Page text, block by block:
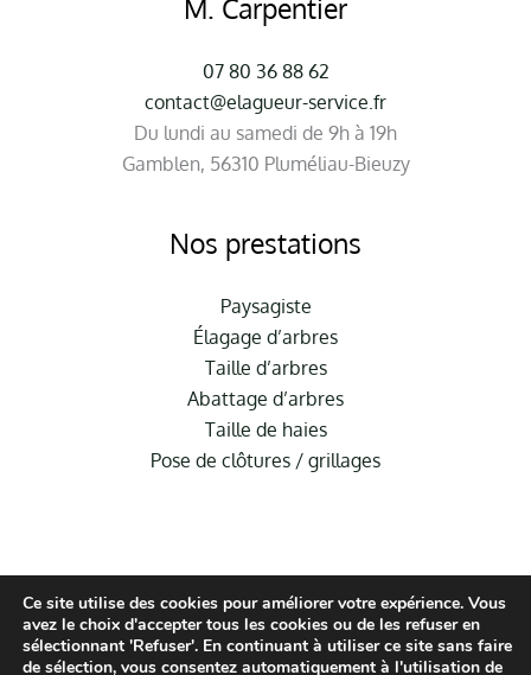
M. Carpentier
07 80 36 88 62
contact@elagueur-service.fr
Du lundi au samedi de 9h à 19h
Gamblen, 56310 Pluméliau-Bieuzy
Nos prestations
Paysagiste
Élagage d’arbres
Taille d’arbres
Abattage d’arbres
Taille de haies
Pose de clôtures / grillages
© Hauméa Digital | Tous droits réservés
Ce site utilise des cookies pour améliorer votre expérience. Vous
avez le choix d'accepter tous les cookies ou de les refuser en
sélectionnant 'Refuser'. En continuant à utiliser ce site sans faire
de sélection, vous consentez automatiquement à l'utilisation de